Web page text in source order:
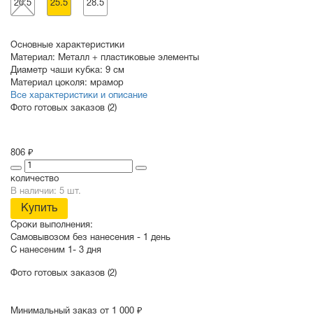
20.5 25.5 28.5
Основные характеристики
Материал: Металл + пластиковые элементы
Диаметр чаши кубка: 9 см
Материал цоколя: мрамор
Все характеристики и описание
Фото готовых заказов (2)
806 ₽
количество
В наличии: 5 шт.
Купить
Сроки выполнения:
Самовывозом без нанесения -
1 день
С нанесеним
1- 3 дня
Фото готовых заказов (2)
Минимальный заказ от 1 000 ₽